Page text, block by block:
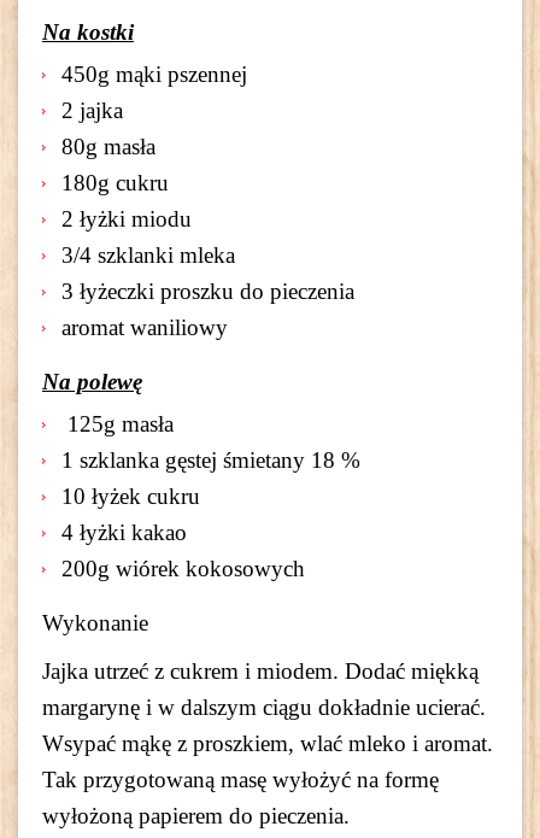
Na kostki
450g mąki pszennej
2 jajka
80g masła
180g cukru
2 łyżki miodu
3/4 szklanki mleka
3 łyżeczki proszku do pieczenia
aromat waniliowy
Na polewę
125g masła
1 szklanka gęstej śmietany 18 %
10 łyżek cukru
4 łyżki kakao
200g wiórek kokosowych
Wykonanie
Jajka utrzeć z cukrem i miodem. Dodać miękką
margarynę i w dalszym ciągu dokładnie ucierać.
Wsypać mąkę z proszkiem, wlać mleko i aromat.
Tak przygotowaną masę wyłożyć na formę
wyłożoną papierem do pieczenia.